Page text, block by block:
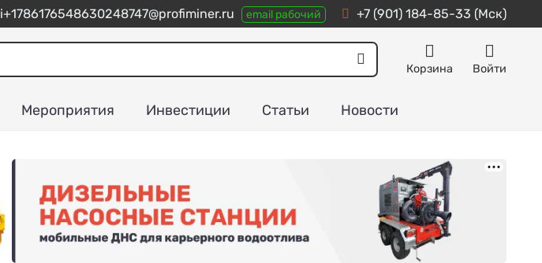
i+1786176548630248747@profiminer.ru email рабочий +7 (901) 184-85-33 (Мск)
Корзина Войти
Мероприятия Инвестиции Статьи Новости